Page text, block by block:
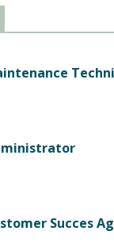
Succes